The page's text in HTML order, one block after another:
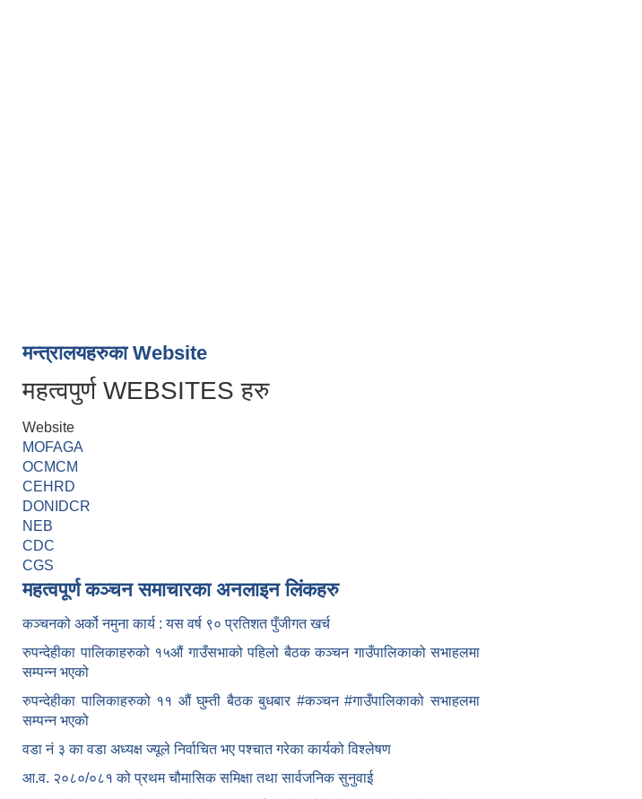
मन्त्रालयहरुका Website
महत्वपुर्ण WEBSITES हरु
Website
MOFAGA
OCMCM
CEHRD
DONIDCR
NEB
CDC
CGS
महत्वपूर्ण कञ्चन समाचारका अनलाइन लिंकहरु
कञ्चनको अर्को नमुना कार्य : यस वर्ष ९० प्रतिशत पुँजीगत खर्च
रुपन्देहीका पालिकाहरुको १५औं गाउँसभाको पहिलो बैठक कञ्चन गाउँपालिकाको सभाहलमा
सम्पन्न भएको
रुपन्देहीका पालिकाहरुको ११ औं घुम्ती बैठक बुधबार #कञ्चन #गाउँपालिकाको सभाहलमा
सम्पन्न भएको
वडा नं ३ का वडा अध्यक्ष ज्यूले निर्वाचित भए पश्चात गरेका कार्यको विश्लेषण
आ.व. २०८०/०८१ को प्रथम चौमासिक समिक्षा तथा सार्वजनिक सुनुवाई